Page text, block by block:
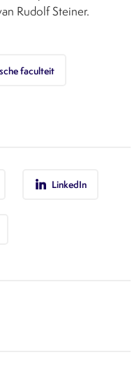
Rudolf Steiner.
faculteit
LinkedIn